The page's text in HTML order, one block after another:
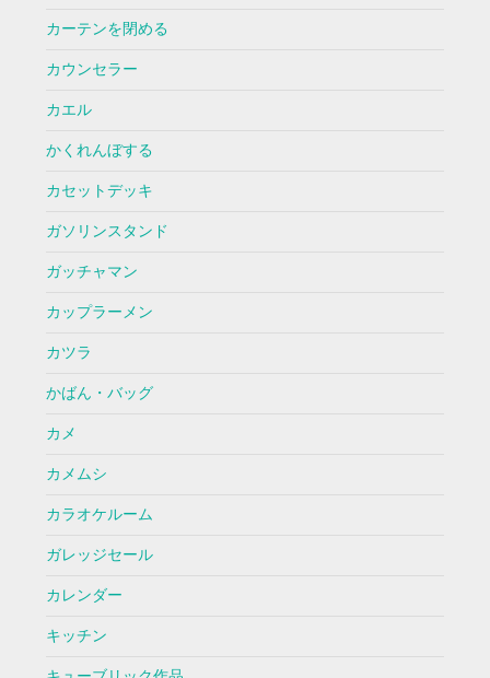
カーテンを閉める
カウンセラー
カエル
かくれんぼする
カセットデッキ
ガソリンスタンド
ガッチャマン
カップラーメン
カツラ
かばん・バッグ
カメ
カメムシ
カラオケルーム
ガレッジセール
カレンダー
キッチン